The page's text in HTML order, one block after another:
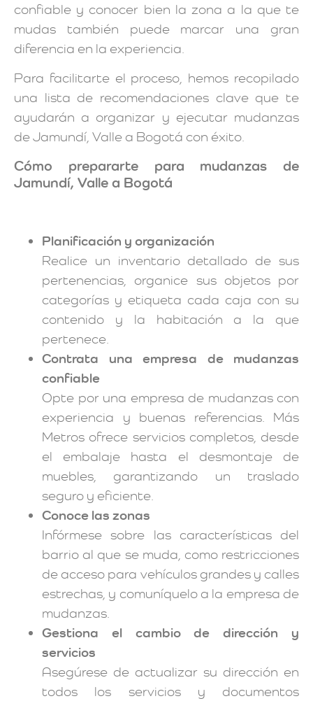
confiable y conocer bien la zona a la que te
mudas también puede marcar una gran
diferencia en la experiencia.
Para facilitarte el proceso, hemos recopilado
una lista de recomendaciones clave que te
ayudarán a organizar y ejecutar mudanzas
de Jamundí, Valle a Bogotá con éxito.
Cómo prepararte para mudanzas de
Jamundí, Valle a Bogotá
Planificación y organización
Realice un inventario detallado de sus
pertenencias, organice sus objetos por
categorías y etiqueta cada caja con su
contenido y la habitación a la que
pertenece.
Contrata una empresa de mudanzas
confiable
Opte por una empresa de mudanzas con
experiencia y buenas referencias. Más
Metros ofrece servicios completos, desde
el embalaje hasta el desmontaje de
muebles, garantizando un traslado
seguro y eficiente.
Conoce las zonas
Infórmese sobre las características del
barrio al que se muda, como restricciones
de acceso para vehículos grandes y calles
estrechas, y comuníquelo a la empresa de
mudanzas.
Gestiona el cambio de dirección y
servicios
Asegúrese de actualizar su dirección en
todos los servicios y documentos